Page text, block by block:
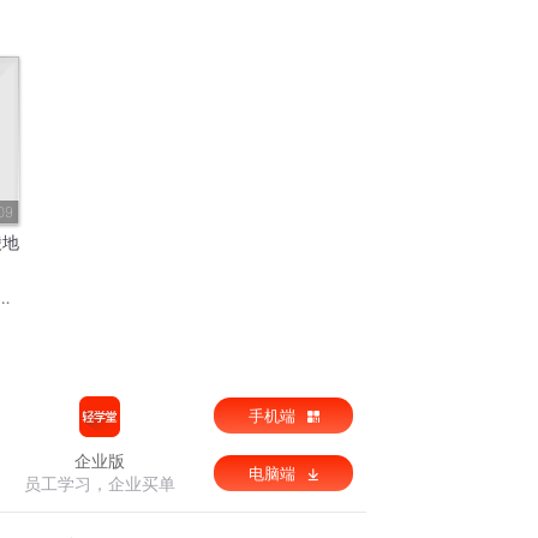
企业版
员工学习，企业买单
手机端
电脑端